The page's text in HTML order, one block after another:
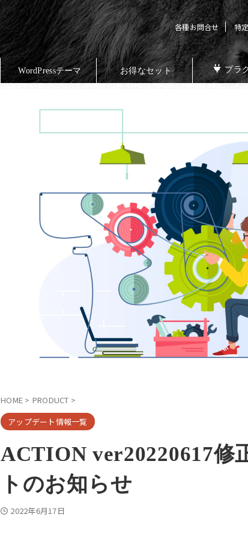
各種お問合せ 特
WordPressテーマ お得なセット プラ
HOME > PRODUCT >
アップデート情報一覧
ACTION ver20220617修
トのお知らせ
2022年6月17日